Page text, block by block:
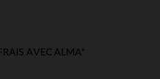
AVEC ALMA*